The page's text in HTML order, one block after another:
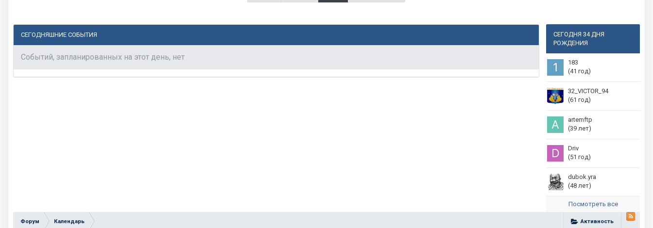
СЕГОДНЯШНИЕ СОБЫТИЯ
Событий, запланированных на этот день, нет
СЕГОДНЯ 34 ДНЯ
РОЖДЕНИЯ
183
(41 год)
32_VICTOR_94
(61 год)
artemftp
(39 лет)
Driv
(51 год)
dubok.yra
(48 лет)
Посмотреть все
Активность
Форум Календарь